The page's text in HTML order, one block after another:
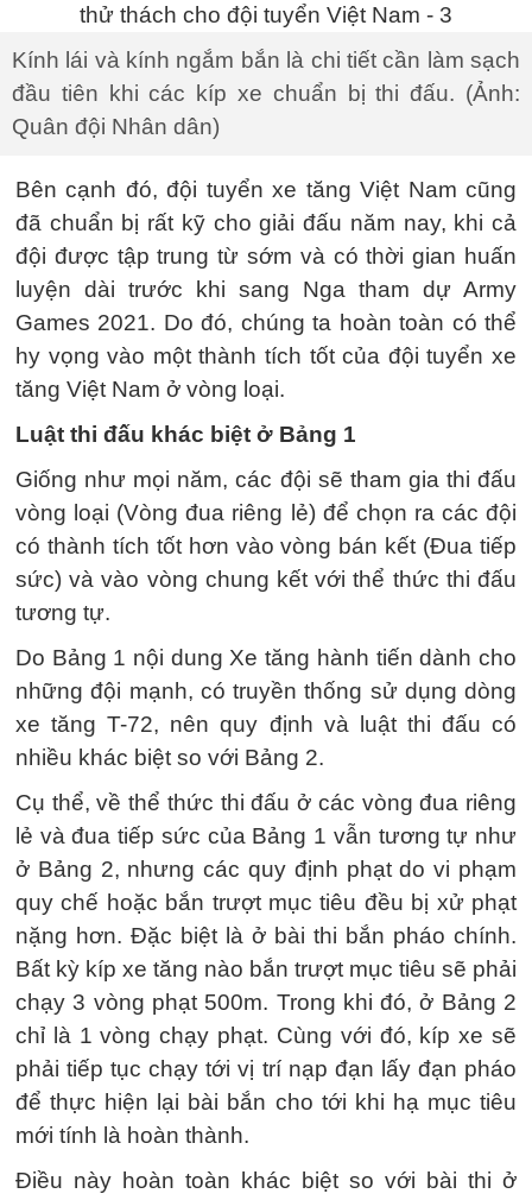
Kính lái và kính ngắm bắn là chi tiết cần làm sạch
đầu tiên khi các kíp xe chuẩn bị thi đấu. (Ảnh:
Quân đội Nhân dân)
Bên cạnh đó, đội tuyển xe tăng Việt Nam cũng
đã chuẩn bị rất kỹ cho giải đấu năm nay, khi cả
đội được tập trung từ sớm và có thời gian huấn
luyện dài trước khi sang Nga tham dự Army
Games 2021. Do đó, chúng ta hoàn toàn có thể
hy vọng vào một thành tích tốt của đội tuyển xe
tăng Việt Nam ở vòng loại.
Luật thi đấu khác biệt ở Bảng 1
Giống như mọi năm, các đội sẽ tham gia thi đấu
vòng loại (Vòng đua riêng lẻ) để chọn ra các đội
có thành tích tốt hơn vào vòng bán kết (Đua tiếp
sức) và vào vòng chung kết với thể thức thi đấu
tương tự.
Do Bảng 1 nội dung Xe tăng hành tiến dành cho
những đội mạnh, có truyền thống sử dụng dòng
xe tăng T-72, nên quy định và luật thi đấu có
nhiều khác biệt so với Bảng 2.
Cụ thể, về thể thức thi đấu ở các vòng đua riêng
lẻ và đua tiếp sức của Bảng 1 vẫn tương tự như
ở Bảng 2, nhưng các quy định phạt do vi phạm
quy chế hoặc bắn trượt mục tiêu đều bị xử phạt
nặng hơn. Đặc biệt là ở bài thi bắn pháo chính.
Bất kỳ kíp xe tăng nào bắn trượt mục tiêu sẽ phải
chạy 3 vòng phạt 500m. Trong khi đó, ở Bảng 2
chỉ là 1 vòng chạy phạt. Cùng với đó, kíp xe sẽ
phải tiếp tục chạy tới vị trí nạp đạn lấy đạn pháo
để thực hiện lại bài bắn cho tới khi hạ mục tiêu
mới tính là hoàn thành.
Điều này hoàn toàn khác biệt so với bài thi ở